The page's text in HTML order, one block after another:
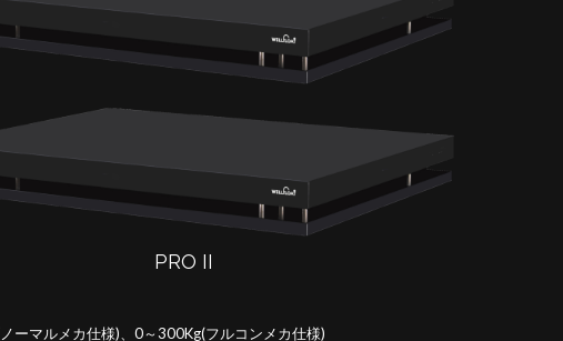
PRO II
マルメカ仕様)、0～300Kg(フルコンメカ仕様)